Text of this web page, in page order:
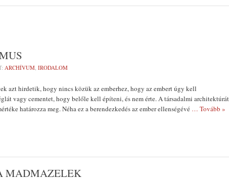
ARCHÍVUM, IRODALOM
azt hirdetik, hogy nincs közük az emberhez, hogy az embert úgy kell
vagy cementet, hogy belőle kell építeni, és nem érte. A társadalmi architektúrát
határozza meg. Néha ez a berendezkedés az ember ellenségévé … Tovább »
MADMAZELEK